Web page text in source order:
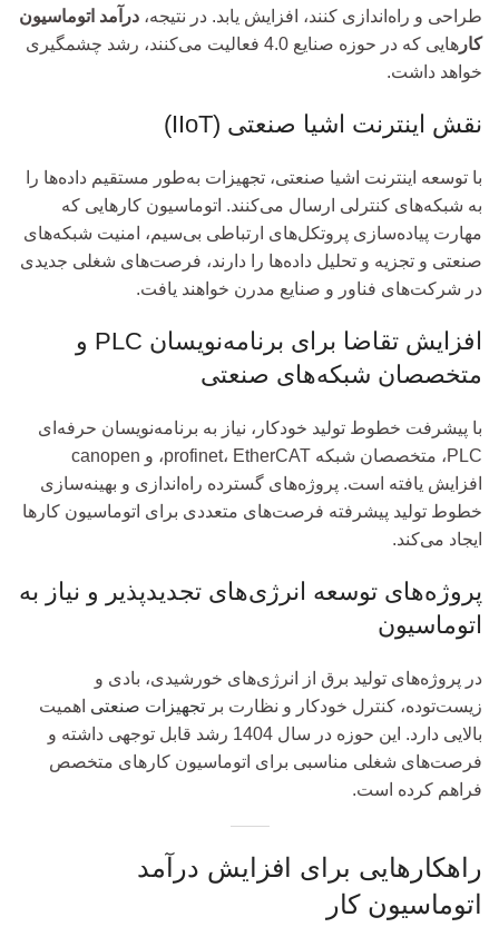
طراحی و راه‌اندازی کنند، افزایش یابد. در نتیجه، درآمد اتوماسیون
کار
هایی که در حوزه صنایع 4.0 فعالیت می‌کنند، رشد چشمگیری
خواهد داشت.
نقش اینترنت اشیا صنعتی (IIoT)
با توسعه اینترنت اشیا صنعتی، تجهیزات به‌طور مستقیم داده‌ها را
به شبکه‌های کنترلی ارسال می‌کنند. اتوماسیون کارهایی که
مهارت پیاده‌سازی پروتکل‌های ارتباطی بی‌سیم، امنیت شبکه‌های
صنعتی و تجزیه و تحلیل داده‌ها را دارند، فرصت‌های شغلی جدیدی
در شرکت‌های فناور و صنایع مدرن خواهند یافت.
افزایش تقاضا برای برنامه‌نویسان PLC و
متخصصان شبکه‌های صنعتی
با پیشرفت خطوط تولید خودکار، نیاز به برنامه‌نویسان حرفه‌ای
PLC، متخصصان شبکه profinet، EtherCAT، و canopen
افزایش یافته است. پروژه‌های گسترده راه‌اندازی و بهینه‌سازی
خطوط تولید پیشرفته فرصت‌های متعددی برای اتوماسیون کارها
ایجاد می‌کند.
پروژه‌های توسعه انرژی‌های تجدیدپذیر و نیاز به
اتوماسیون
در پروژه‌های تولید برق از انرژی‌های خورشیدی، بادی و
زیست‌توده، کنترل خودکار و نظارت بر تجهیزات صنعتی اهمیت
بالایی دارد. این حوزه در سال 1404 رشد قابل توجهی داشته و
فرصت‌های شغلی مناسبی برای اتوماسیون کارهای متخصص
فراهم کرده است.
راهکارهایی برای افزایش درآمد
اتوماسیون کار